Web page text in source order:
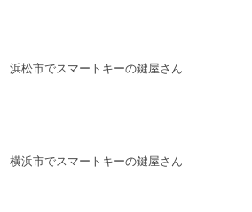
浜松市でスマートキーの鍵屋さん
横浜市でスマートキーの鍵屋さん